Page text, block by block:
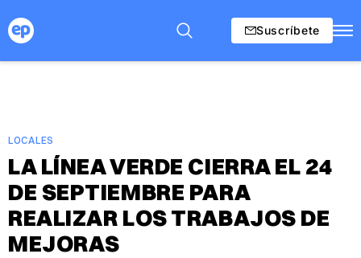
Suscríbete
LOCALES
LA LÍNEA VERDE CIERRA EL 24
DE SEPTIEMBRE PARA
REALIZAR LOS TRABAJOS DE
MEJORAS